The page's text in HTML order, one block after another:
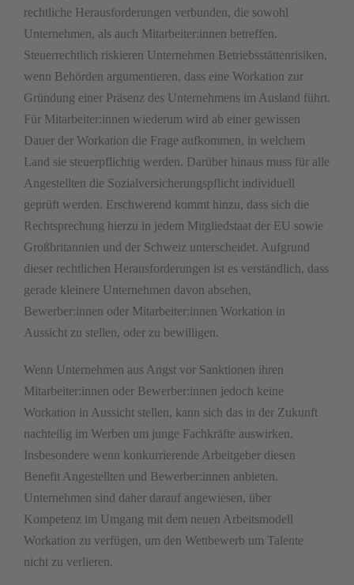
rechtliche Herausforderungen verbunden, die sowohl
Unternehmen, als auch Mitarbeiter:innen betreffen.
Steuerrechtlich riskieren Unternehmen Betriebsstättenrisiken,
wenn Behörden argumentieren, dass eine Workation zur
Gründung einer Präsenz des Unternehmens im Ausland führt.
Für Mitarbeiter:innen wiederum wird ab einer gewissen
Dauer der Workation die Frage aufkommen, in welchem
Land sie steuerpflichtig werden. Darüber hinaus muss für alle
Angestellten die Sozialversicherungspflicht individuell
geprüft werden. Erschwerend kommt hinzu, dass sich die
Rechtsprechung hierzu in jedem Mitgliedstaat der EU sowie
Großbritannien und der Schweiz unterscheidet. Aufgrund
dieser rechtlichen Herausforderungen ist es verständlich, dass
gerade kleinere Unternehmen davon absehen,
Bewerber:innen oder Mitarbeiter:innen Workation in
Aussicht zu stellen, oder zu bewilligen.
Wenn Unternehmen aus Angst vor Sanktionen ihren
Mitarbeiter:innen oder Bewerber:innen jedoch keine
Workation in Aussicht stellen, kann sich das in der Zukunft
nachteilig im Werben um junge Fachkräfte auswirken.
Insbesondere wenn konkurrierende Arbeitgeber diesen
Benefit Angestellten und Bewerber:innen anbieten.
Unternehmen sind daher darauf angewiesen, über
Kompetenz im Umgang mit dem neuen Arbeitsmodell
Workation zu verfügen, um den Wettbewerb um Talente
nicht zu verlieren.